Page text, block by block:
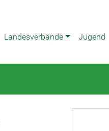
Landesverbände Jugend